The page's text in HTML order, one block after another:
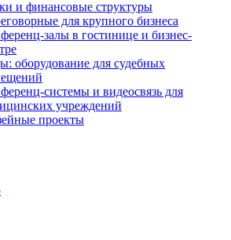
и финансовые структуры
для крупного бизнеса
залы в гостинице и бизнес-
оборудование для судебных
системы и видеосвязь для
учреждений
проекты